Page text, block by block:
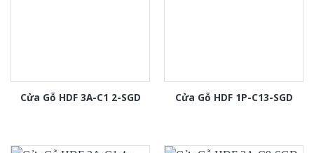
Cửa Gỗ HDF 3A-C1 2-SGD Cửa Gỗ HDF 1P-C13-SGD